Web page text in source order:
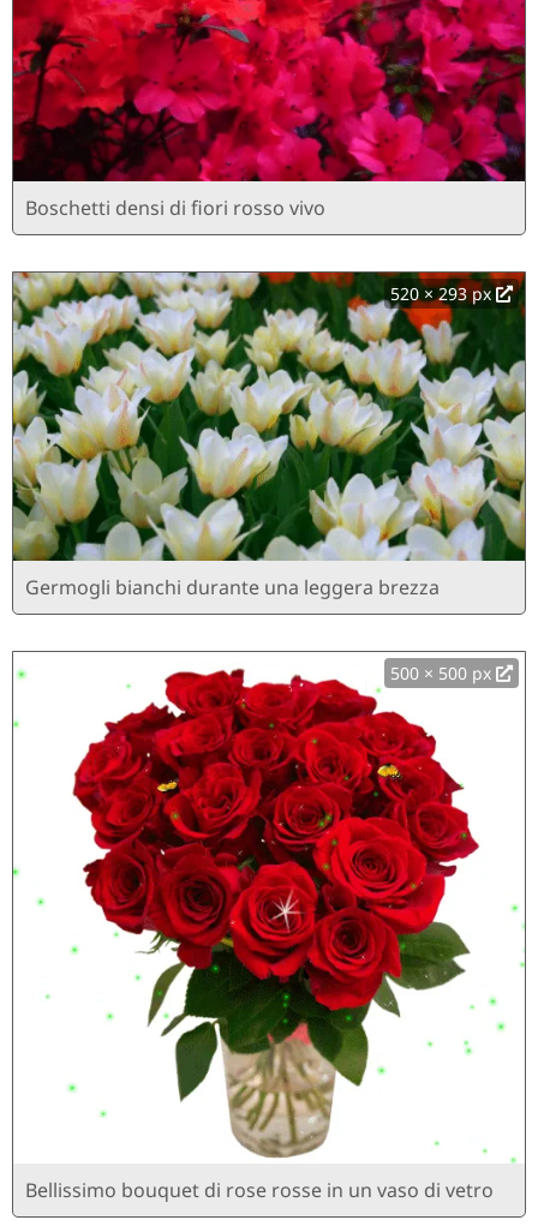
Boschetti densi di fiori rosso vivo
520 × 293 px
Germogli bianchi durante una leggera brezza
500 × 500 px
Bellissimo bouquet di rose rosse in un vaso di vetro